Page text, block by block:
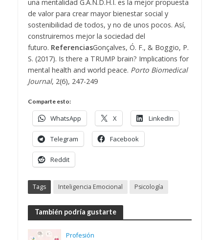
una mentalidad G.A.N.D.H.I. es la mejor propuesta
de valor para crear mayor bienestar social y
sostenibilidad de todos, y no de unos pocos. Así,
construiremos mejor la sociedad del
futuro. ReferenciasGonçalves, Ó. F., & Boggio, P.
S. (2017). Is there a TRUMP brain? Implications for
mental health and world peace. Porto Biomedical
Journal, 2(6), 247-249
Comparte esto:
WhatsApp X LinkedIn
Telegram Facebook
Reddit
Tags Inteligencia Emocional Psicología
También podría gustarte
Profesión